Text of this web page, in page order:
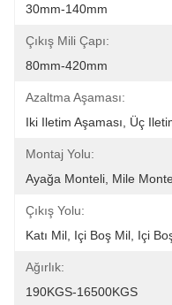
30mm-140mm
Çıkış Mili Çapı:
80mm-420mm
Azaltma Aşaması:
Iki Iletim Aşaması, Üç
Montaj Yolu:
Ayağa Monteli, Mile
Çıkış Yolu:
Katı Mil, Içi Boş Mil, Içi
Ağırlık:
190KGS-16500KGS